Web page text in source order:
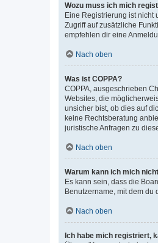
Wozu muss ich mich
Eine Registrierung ist nicht
Zugriff auf zusätzliche
empfehlen dir eine
Nach oben
Was ist COPPA?
COPPA, ausgeschrieben
Websites, die
unsicher bist, ob dies auf
keine Rechtsberatung
juristische Anfragen zu
Nach oben
Warum kann ich mich
Es kann sein, dass die
Benutzername, mit dem du
Nach oben
Ich habe mich registriert,